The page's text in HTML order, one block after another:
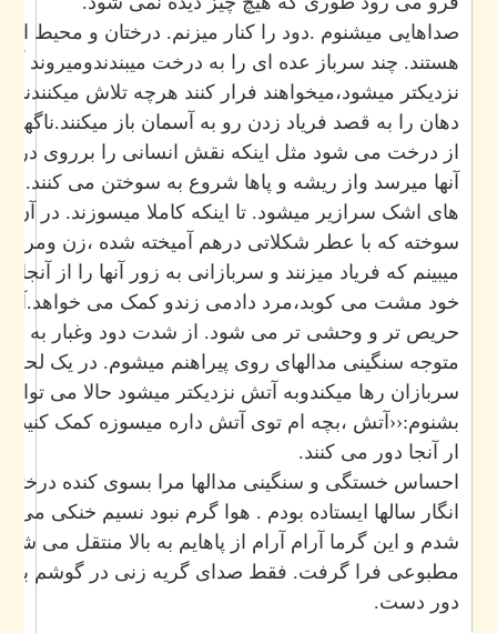
صداهایی میشنوم .دود را کنار میزنم. درختان و محیط
هستند. چند سرباز عده ای را به درخت میبندندومیروند آتش
نزدیکتر میشود،میخواهند فرار کنند هرچه تلاش
دهان را به قصد فریاد زدن رو به آسمان باز میکنند.ناگهان
از درخت می شود مثل اینکه نقش انسانی را برروی درخت
آنها میرسد واز ریشه و پاها شروع به سوختن می کنند. از
های اشک سرازیر میشود. تا اینکه کاملا میسوزند. در آن
سوخته که با عطر شکلاتی درهم آمیخته شده ،زن ومردی را
میبینم که فریاد میزنند و سربازانی به زور آنها را از آنجا
خود مشت می کوبد،مرد دادمی زندو کمک می خواهد.آتش
حریص تر و وحشی تر می شود. از شدت دود وغبار به سرفه
متوجه سنگینی مدالهای روی پیراهنم میشوم. در یک لحظه
سربازان رها میکندوبه آتش نزدیکتر میشود حالا می توانم
بشنوم:‹‹آتش ،بچه ام توی آتش داره میسوزه کمک
ار آنجا دور می کنند.
احساس خستگی و سنگینی مدالها مرا بسوی کنده درختی
انگار سالها ایستاده بودم . هوا گرم نبود نسیم خنکی می
شدم و این گرما آرام آرام از پاهایم به بالا منتقل می شد
مطبوعی فرا گرفت. فقط صدای گریه زنی در گوشم
دور دست.